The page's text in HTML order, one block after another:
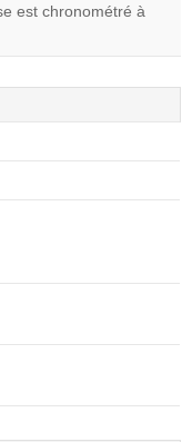
est chronométré à